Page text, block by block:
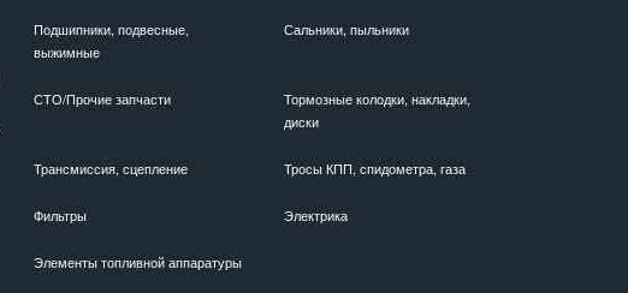
Подшипники, подвесные,
выжимные
Сальники, пыльники
СТО/Прочие запчасти
Тормозные колодки, накладки,
диски
Трансмиссия, сцепление Тросы КПП, спидометра, газа
Фильтры Электрика
Элементы топливной аппаратуры